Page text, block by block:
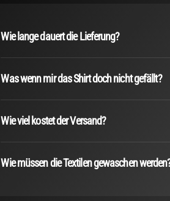
Wie lange dauert die Lieferung?
Was wenn mir das Shirt doch nicht gefällt?
Wie viel kostet der Versand?
Wie müssen die Textilen gewaschen